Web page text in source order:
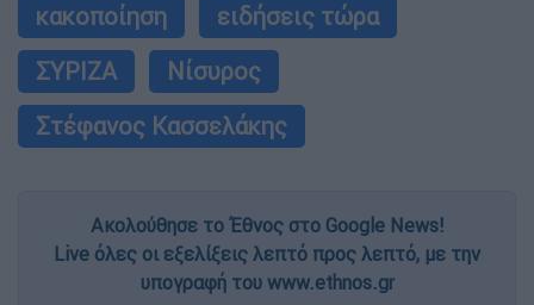
κακοποίηση
ειδήσεις τώρα
ΣΥΡΙΖΑ
Νίσυρος
Στέφανος Κασσελάκης
Ακολούθησε το Έθνος στο Google News!
Live όλες οι εξελίξεις λεπτό προς λεπτό, με την
υπογραφή του www.ethnos.gr